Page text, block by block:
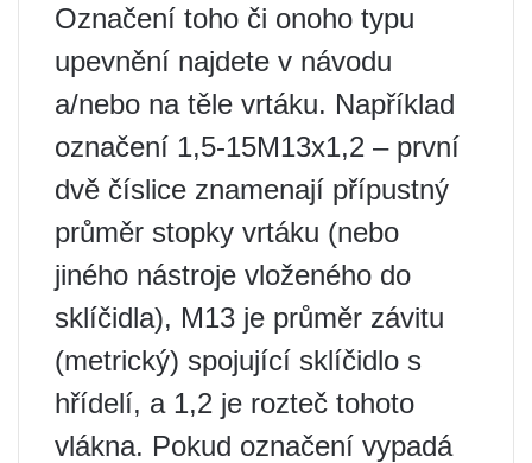
Označení toho či onoho typu
upevnění najdete v návodu
a/nebo na těle vrtáku. Například
označení 1,5-15M13x1,2 – první
dvě číslice znamenají přípustný
průměr stopky vrtáku (nebo
jiného nástroje vloženého do
sklíčidla), M13 je průměr závitu
(metrický) spojující sklíčidlo s
hřídelí, a 1,2 je rozteč tohoto
vlákna. Pokud označení vypadá